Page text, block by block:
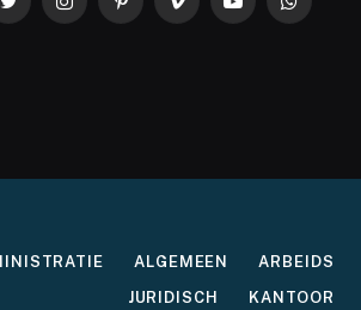
TwitterInstagramPinterestVimeo YouTubeWhatsApp
ALGEMEEN ARBEIDS
JURIDISCH
KANTOOR